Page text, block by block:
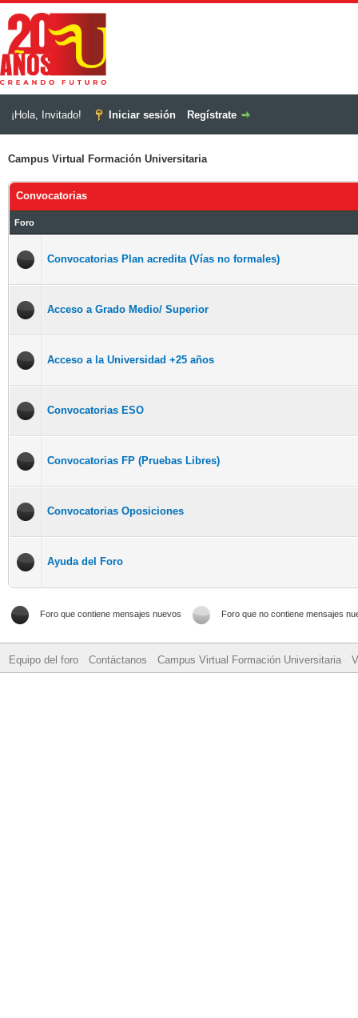
¡Hola, Invitado! Iniciar sesión Regístrate
Campus Virtual Formación Universitaria
Convocatorias
Foro
Convocatorias Plan acredita (Vías no formales)
Acceso a Grado Medio/ Superior
Acceso a la Universidad +25 años
Convocatorias ESO
Convocatorias FP (Pruebas Libres)
Convocatorias Oposiciones
Ayuda del Foro
Foro que contiene mensajes nuevos Foro que no contiene mensajes
Equipo del foro Contáctanos Campus Virtual Formación Universitaria